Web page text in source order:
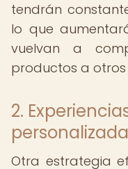
tendrán
lo que
vuelvan a
productos a
2.
Otra estrategia